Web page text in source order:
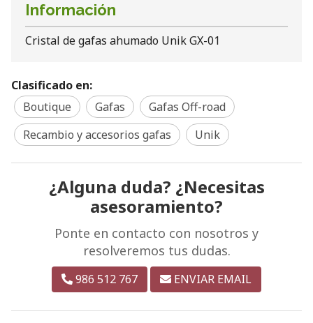
Información
Cristal de gafas ahumado Unik GX-01
Clasificado en:
Boutique
Gafas
Gafas Off-road
Recambio y accesorios gafas
Unik
¿Alguna duda? ¿Necesitas
asesoramiento?
Ponte en contacto con nosotros y
resolveremos tus dudas.
986 512 767 ENVIAR EMAIL